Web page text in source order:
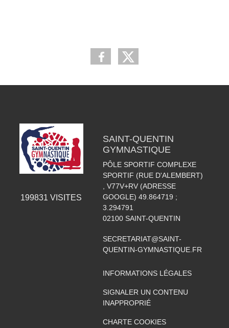
199831 VISITES
SAINT-QUENTIN
GYMNASTIQUE
PÔLE SPORTIF COMPLEXE
SPORTIF (RUE D'ALEMBERT)
, V77V+RV (ADRESSE
GOOGLE) 49.864719 ;
3.294791
02100 SAINT-QUENTIN
SECRETARIAT@SAINT-
QUENTIN-GYMNASTIQUE.FR
INFORMATIONS LÉGALES
SIGNALER UN CONTENU
INAPPROPRIÉ
CHARTE COOKIES